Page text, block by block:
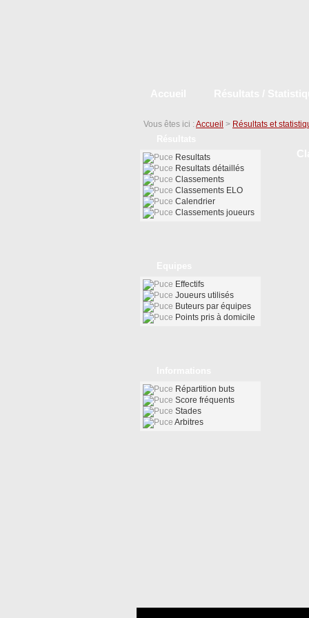
Vous êtes ici : Accueil > Résultats et
Resultats
Resultats détaillés
Classements
Classements ELO
Calendrier
Classements joueurs
Effectifs
Joueurs utilisés
Buteurs par équipes
Points pris à domicile
Répartition buts
Score fréquents
Stades
Arbitres